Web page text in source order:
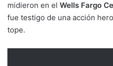
midieron en el Wells Fargo
fue testigo de una acción
tope.